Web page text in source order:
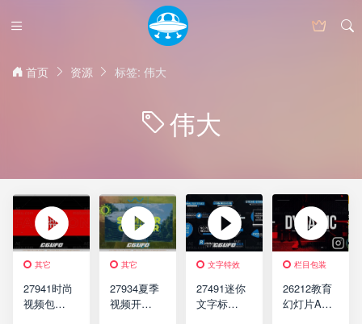
首页 资源 标签: 伟大
伟大
其它
27941时尚
视频包装
其它
27934夏季
视频开场
文字特效
27491迷你
文字标题
栏目包装
26212教育
幻灯片AE